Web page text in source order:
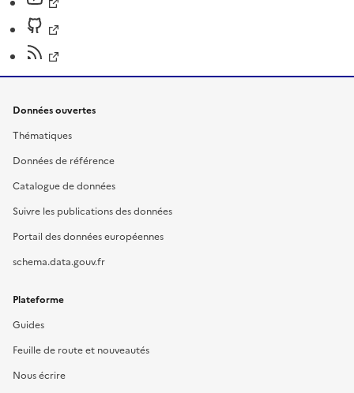
Données ouvertes
Thématiques
Données de référence
Catalogue de données
Suivre les publications des données
Portail des données européennes
schema.data.gouv.fr
Plateforme
Guides
Feuille de route et nouveautés
Nous écrire